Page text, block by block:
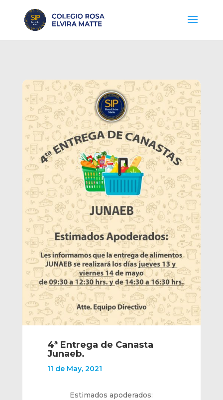
4ª Entrega de Canasta
Junaeb.
11 de May, 2021
Estimados apoderados: